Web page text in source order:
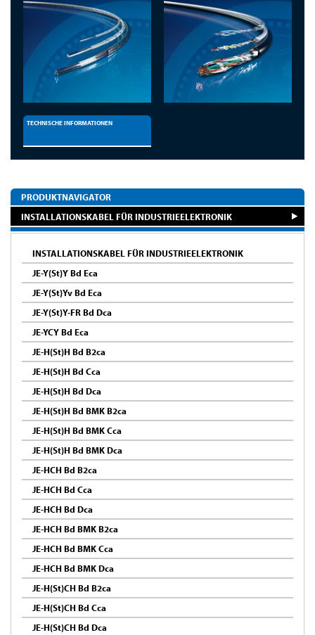
TECHNISCHE INFORMATIONEN
PRODUKTNAVIGATOR
INSTALLATIONSKABEL FÜR INDUSTRIEELEKTRONIK
INSTALLATIONSKABEL FÜR INDUSTRIEELEKTRONIK
JE-Y(St)Y Bd Eca
JE-Y(St)Yv Bd Eca
JE-Y(St)Y-FR Bd Dca
JE-YCY Bd Eca
JE-H(St)H Bd B2ca
JE-H(St)H Bd Cca
JE-H(St)H Bd Dca
JE-H(St)H Bd BMK B2ca
JE-H(St)H Bd BMK Cca
JE-H(St)H Bd BMK Dca
JE-HCH Bd B2ca
JE-HCH Bd Cca
JE-HCH Bd Dca
JE-HCH Bd BMK B2ca
JE-HCH Bd BMK Cca
JE-HCH Bd BMK Dca
JE-H(St)CH Bd B2ca
JE-H(St)CH Bd Cca
JE-H(St)CH Bd Dca